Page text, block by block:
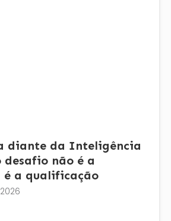
diante da Inteligência
não é a
é a qualificação